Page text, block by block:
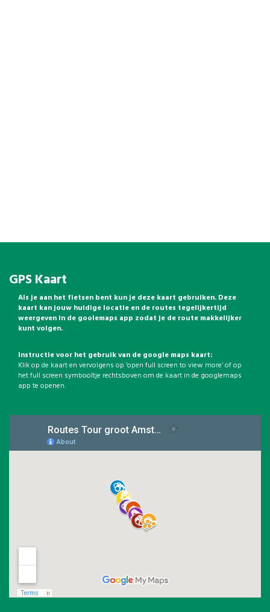
GPS Kaart
Als je aan het fietsen bent kun je deze kaart gebruiken. Deze
kaart kan jouw huidige locatie en de routes tegelijkertijd
weergeven in de goolemaps app zodat je de route makkelijker
kunt volgen.
Instructie voor het gebruik van de google maps kaart:
Klik op de kaart en vervolgens op ‘open full screen to view more’ of op
het full screen symbooltje rechtsboven om de kaart in de googlemaps
app te openen.